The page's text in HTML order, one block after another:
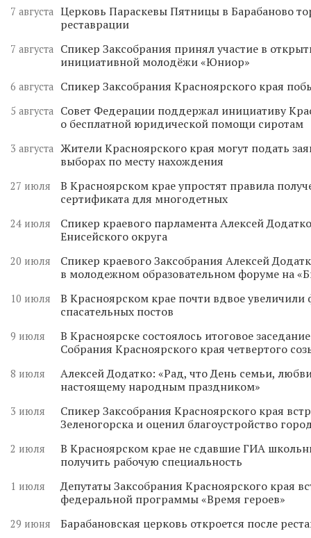
7 августа Церковь Параскевы Пятницы в Барабаново
реставрации
7 августа
Спикер Заксобрания принял участие в
инициативной молодёжи «Юниор»
6 августа Спикер Заксобрания Красноярского края
5 августа
Совет Федерации поддержал инициативу
о бесплатной юридической помощи сиротам
3 августа Жители Красноярского края могут подать
выборах по месту нахождения
27 июля
В Красноярском крае упростят правила
сертификата для многодетных
24 июля
Спикер краевого парламента Алексей
Енисейского округа
20 июля
Спикер краевого Заксобрания Алексей
в молодежном образовательном форуме на
10 июля
В Красноярском крае почти вдвое
спасательных постов
9 июля
В Красноярске состоялось итоговое
Собрания Красноярского края четвертого
8 июля
Алексей Додатко: «Рад, что День семьи,
настоящему народным праздником»
3 июля
Спикер Заксобрания Красноярского края
Зеленогорска и оценил благоустройство
2 июля
В Красноярском крае не сдавшие ГИА
получить рабочую специальность
1 июля
Депутаты Заксобрания Красноярского края
федеральной программы «Время героев»
29 июня Барабановская церковь откроется после